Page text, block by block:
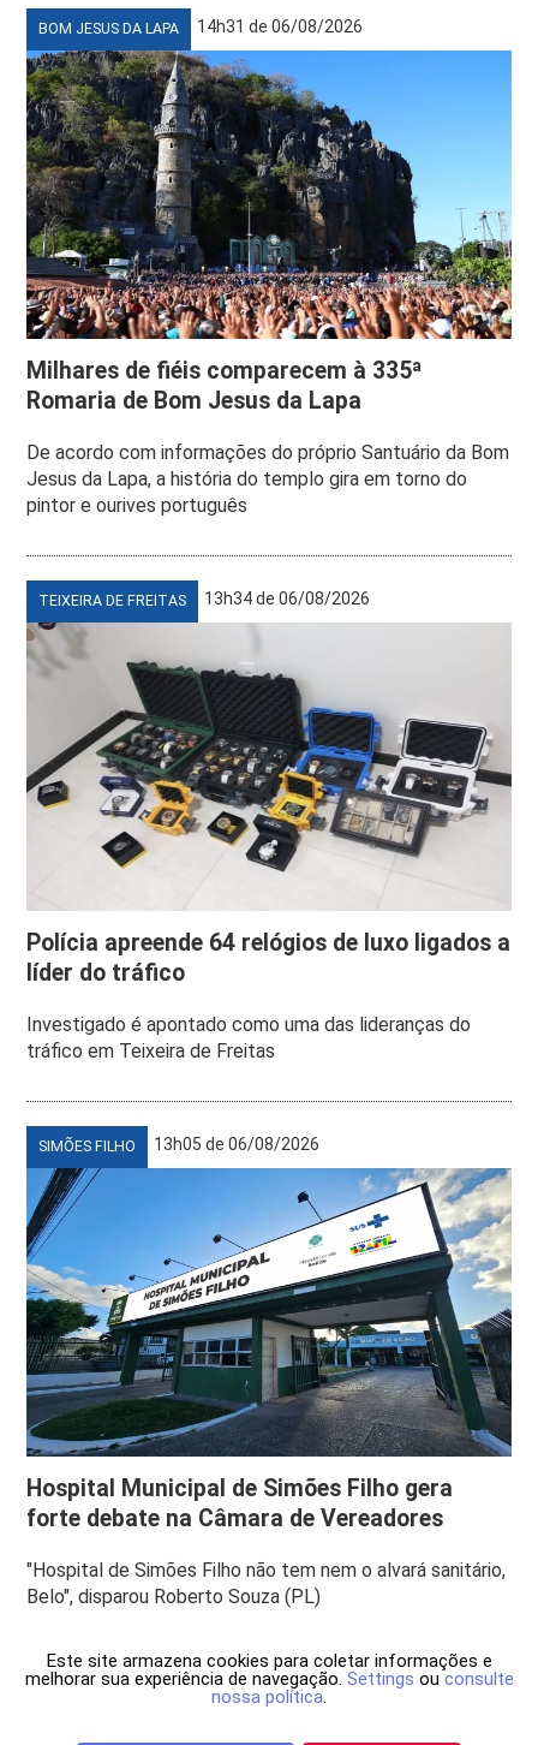
BOM JESUS DA LAPA 14h31 de 06/08/2026
Milhares de fiéis comparecem à 335ª
Romaria de Bom Jesus da Lapa
De acordo com informações do próprio Santuário da Bom
Jesus da Lapa, a história do templo gira em torno do
pintor e ourives português
TEIXEIRA DE FREITAS 13h34 de 06/08/2026
Polícia apreende 64 relógios de luxo ligados a
líder do tráfico
Investigado é apontado como uma das lideranças do
tráfico em Teixeira de Freitas
SIMÕES FILHO 13h05 de 06/08/2026
Hospital Municipal de Simões Filho gera
forte debate na Câmara de Vereadores
"Hospital de Simões Filho não tem nem o alvará sanitário,
Belo", disparou Roberto Souza (PL)
Este site armazena cookies para coletar informações e
melhorar sua experiência de navegação. Settings ou consulte
nossa política.